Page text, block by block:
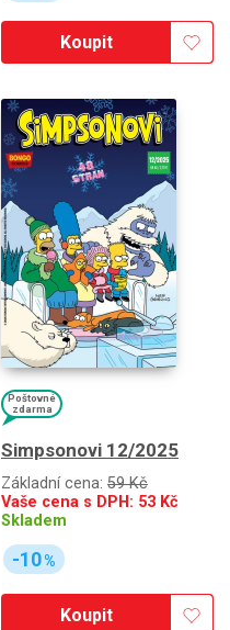
Koupit
Poštovné
zdarma
Simpsonovi 12/2025
Základní cena: 59 Kč
Vaše cena s DPH: 53 Kč
Skladem
-10%
Koupit